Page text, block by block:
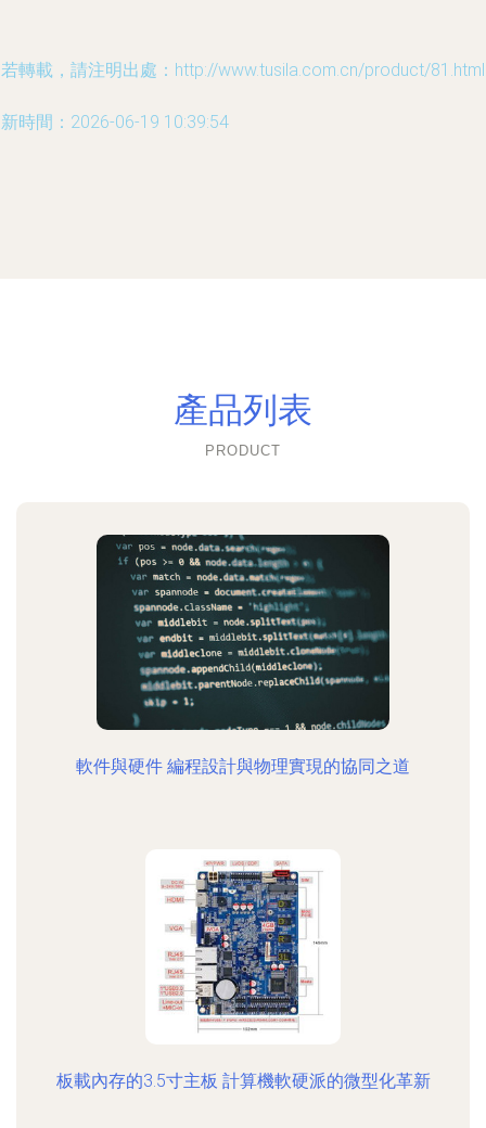
轉載，請注明出處：http://www.tusila.com.cn/product/81.html
時間：2026-06-19 10:39:54
產品列表
PRODUCT
軟件與硬件 編程設計與物理實現的協同之道
板載內存的3.5寸主板 計算機軟硬派的微型化革新